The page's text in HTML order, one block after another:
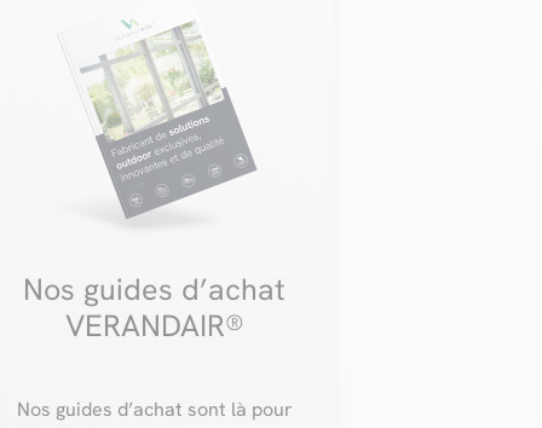
Nos guides d’achat
VERANDAIR®
Nos guides d’achat sont là pour